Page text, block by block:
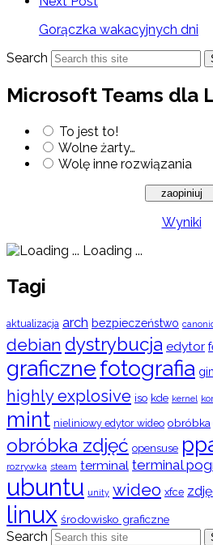
Gorączka wakacyjnych dni
Search
Microsoft Teams dla
To jest to!
Wolne żarty…
Wolę inne rozwiązania
Wyniki
Loading ...
Tagi
aktualizacja arch bezpieczeństwo
debian dystrybucja edytor
graficznefotografia
highly explosive iso kde kernel
mint nieliniowy edytor wideo obróbka
obróbka zdjęć opensuse
rozrywka steam terminal terminal
ubuntu unity wideo xfce
linux środowisko graficzne
Search